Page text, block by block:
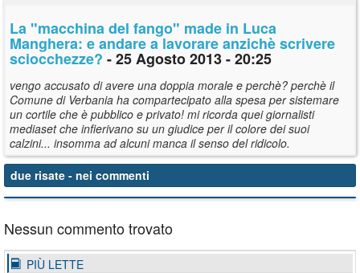
La "macchina del fango" made in Luca
Manghera: e andare a lavorare anzichè scrivere
sciocchezze? - 25 Agosto 2013 - 20:25
vengo accusato di avere una doppia morale e perchè? perchè il
Comune di Verbania ha compartecipato alla spesa per sistemare
un cortile che è pubblico e privato! mi ricorda quei giornalisti
mediaset che infierivano su un giudice per il colore dei suoi
calzini... insomma ad alcuni manca il senso del ridicolo.
due risate - nei commenti
Nessun commento trovato
PIÙ LETTE